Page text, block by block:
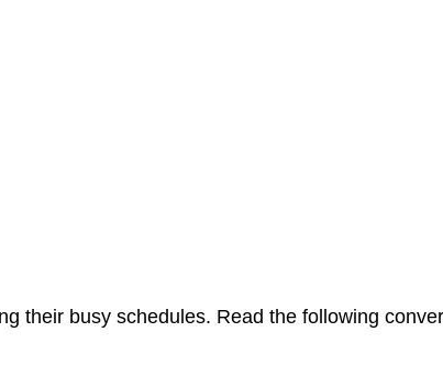
their busy schedules. Read the following